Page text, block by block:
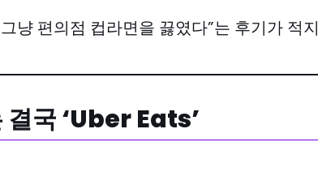
냥 편의점 컵라면을 끓였다”는 후기가 적
결국 ‘Uber Eats’